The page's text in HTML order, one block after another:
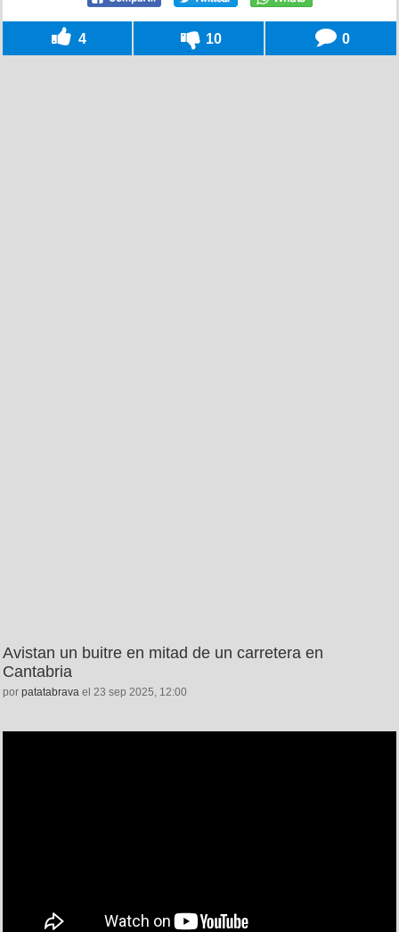
4 10 0
Avistan un buitre en mitad de un carretera en
Cantabria
por patatabrava el 23 sep 2025, 12:00